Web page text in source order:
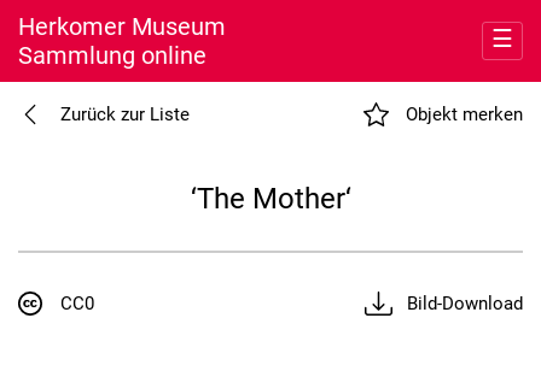
Herkomer Museum
Sammlung online
☰
Entdecken
Nutzung
Zurück zur Liste Objekt merken
‘The Mother‘
CC0 Bild-Download